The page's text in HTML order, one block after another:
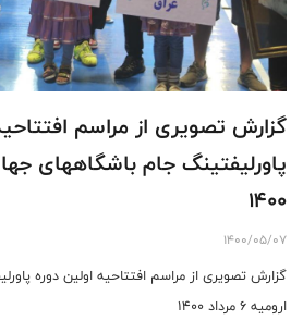
گزارش تصویری از مراسم
1400
1400/05/07
گزارش تصویری از مراسم افتتاحیه اولین دوره
ارومیه 6 مرداد 1400